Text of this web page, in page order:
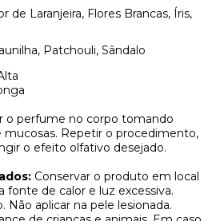
de Laranjeira, Flores Brancas, Íris,
Patchouli, Sândalo
o perfume no corpo tomando
mucosas. Repetir o procedimento,
o efeito olfativo desejado.
Conservar o produto em local
fonte de calor e luz excessiva.
Não aplicar na pele lesionada.